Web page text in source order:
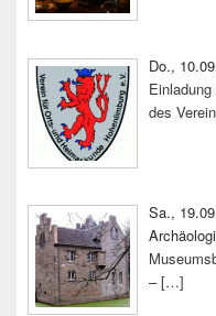
Do.,
des
Sa.,
–[…]